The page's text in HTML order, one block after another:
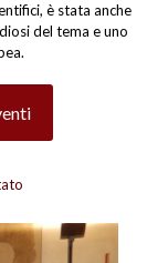
è stata anche
del tema e uno